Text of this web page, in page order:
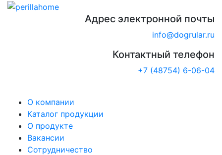
Адрес электронной почты
info@dogrular.ru
Контактный телефон
+7 (48754) 6-06-04
О компании
Каталог продукции
О продукте
Вакансии
Сотрудничество